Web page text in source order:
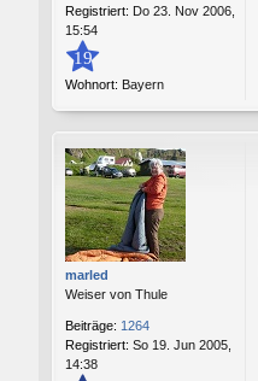
Registriert: Do 23. Nov 2006,
15:54
19
Wohnort: Bayern
marled
Weiser von Thule
Beiträge: 1264
Registriert: So 19. Jun 2005,
14:38